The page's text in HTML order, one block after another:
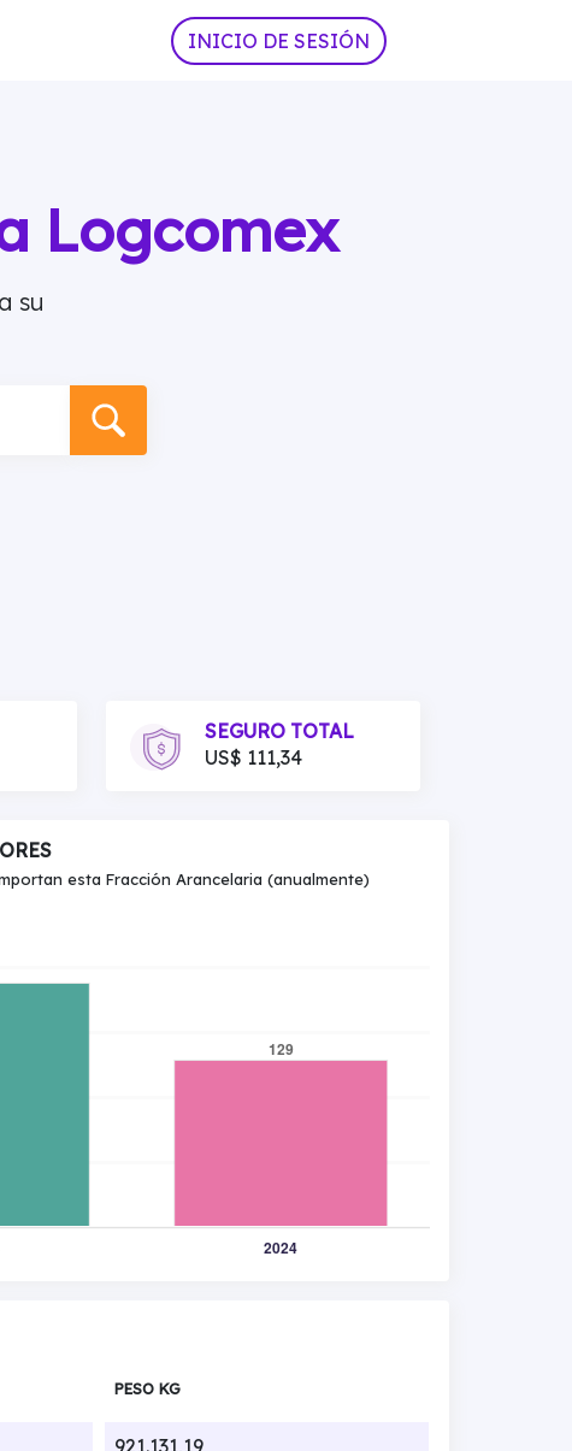
INICIO DE SESIÓN
Logcomex
su
SEGURO TOTAL
US$ 111,34
esta Fracción Arancelaria (anualmente)
PESO KG
921.131,19